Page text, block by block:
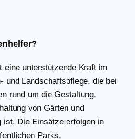
eine unterstützende Kraft im
und Landschaftspflege, die bei
rund um die Gestaltung,
von Gärten und
ist. Die Einsätze erfolgen in
Parks,